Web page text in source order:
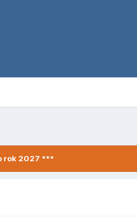
rok 2027 ***